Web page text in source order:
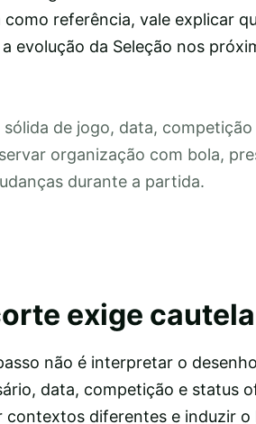
referência, vale explicar
evolução da Seleção nos
de jogo, data,
organização com bola,
durante a partida.
exige cautela
não é interpretar o
data, competição e status
contextos diferentes e induzir o